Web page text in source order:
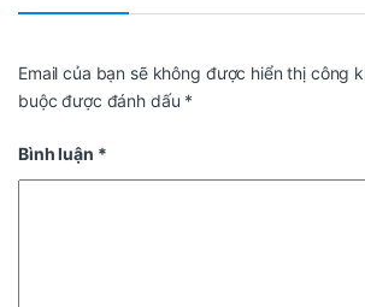
Email của bạn sẽ không được hiển thị công
buộc được đánh dấu *
Bình luận *